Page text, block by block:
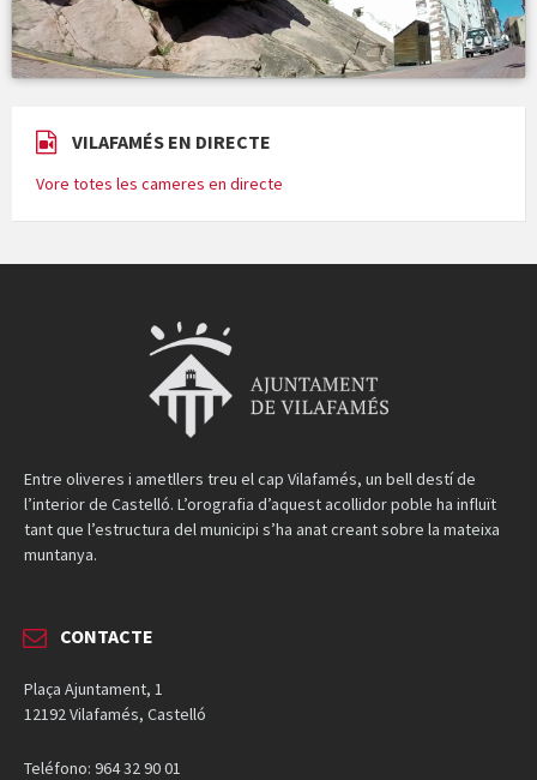
VILAFAMÉS EN DIRECTE
Vore totes les cameres en directe
Entre oliveres i ametllers treu el cap Vilafamés, un bell destí de
l’interior de Castelló. L’orografia d’aquest acollidor poble ha influït
tant que l’estructura del municipi s’ha anat creant sobre la mateixa
muntanya.
CONTACTE
Plaça Ajuntament, 1
12192 Vilafamés, Castelló
Teléfono: 964 32 90 01